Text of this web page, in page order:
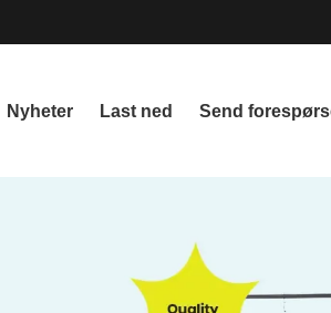
Nyheter Last ned Send